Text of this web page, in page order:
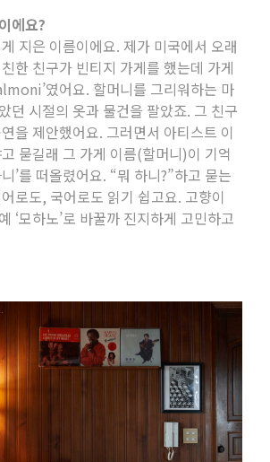
에요?
지은 이름이에요. 제가 미국에서 오래
한 친구가 빈티지 가게를 했는데 가게
’였어요. 할머니를 그리워하는 마
던 시절의 옷과 물건을 팔았죠. 그 친구
을 제안했어요. 그러면서 아티스트 이
묻길래 그 가게 이름(할머니)이 기억
’를 떠올렸어요. “뭐 하니?”하고 묻는
로도, 국어로도 읽기 쉽고요. 고향이
‘모하노’로 바꿀까 진지하게 고민하고